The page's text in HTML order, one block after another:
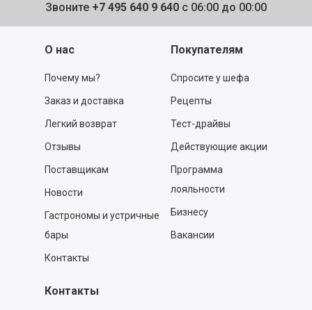
Звоните +7 495 640 9 640 с 06:00 до 00:00
О нас
Почему мы?
Заказ и доставка
Легкий возврат
Отзывы
Поставщикам
Новости
Гастрономы и устричные
бары
Контакты
Покупателям
Спросите у шефа
Рецепты
Тест-драйвы
Действующие акции
Программа
лояльности
Бизнесу
Вакансии
Контакты